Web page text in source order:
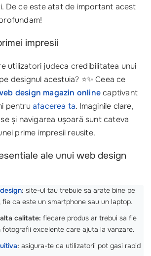
De ce este atat de important acest
impresii
utilizatori judeca credibilitatea unui
designul acestuia? ⭐✨ Ceea ce
design magazin onlinecaptivant
pentruafacerea ta. Imaginile clare,
și navigarea ușoară sunt cateva
prime impresii reusite.
ale unui web design
: site-ul tau trebuie sa arate bine pe
fie ca este un smartphone sau un laptop.
calitate: fiecare produs ar trebui sa fie
fotografii excelente care ajuta la vanzare.
: asigura-te ca utilizatorii pot gasi rapid